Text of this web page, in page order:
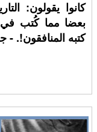
كانوا يقولون:
بعضا مما كُتب في
كتبه المنافقون!. -